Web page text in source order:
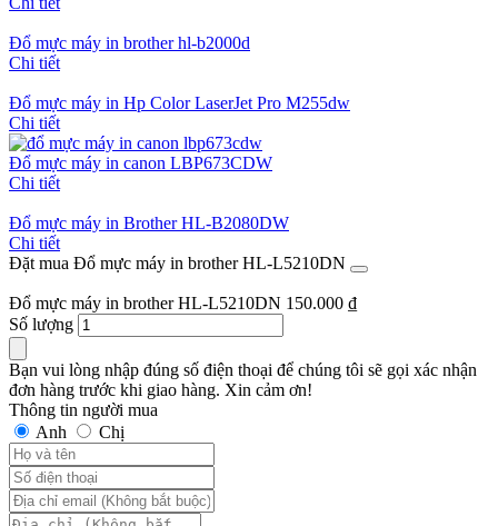
Đổ mực máy in brother hl-b2000d
Chi tiết
Đổ mực máy in Hp Color LaserJet Pro M255dw
Chi tiết
Đổ mực máy in canon LBP673CDW
Chi tiết
Đổ mực máy in Brother HL-B2080DW
Chi tiết
Đặt mua Đổ mực máy in brother HL-L5210DN
Đổ mực máy in brother HL-L5210DN 150.000 ₫
Số lượng
Bạn vui lòng nhập đúng số điện thoại để chúng tôi sẽ gọi xác nhận
đơn hàng trước khi giao hàng. Xin cảm ơn!
Thông tin người mua
Anh
Chị